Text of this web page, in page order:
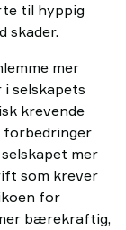
til hyppig
skader.
mer
selskapets
krevende
forbedringer
mer
som krever
for
bærekraftig,